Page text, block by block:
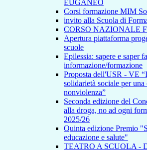
EUGANEO
Corsi formazione MIM
invito alla Scuola di
CORSO NAZIONALE
Apertura piattaforma
scuole
Epilessia: sapere e saper
informazione/formazione
Proposta dell'USR - VE
solidarietà sociale per
nonviolenza”
Seconda edizione del
alla droga, no ad ogni
2025/26
Quinta edizione Premio
educazione e salute"
TEATRO A SCUOLA -